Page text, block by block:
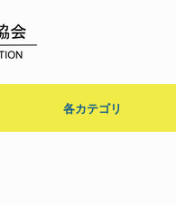
各カテゴリ